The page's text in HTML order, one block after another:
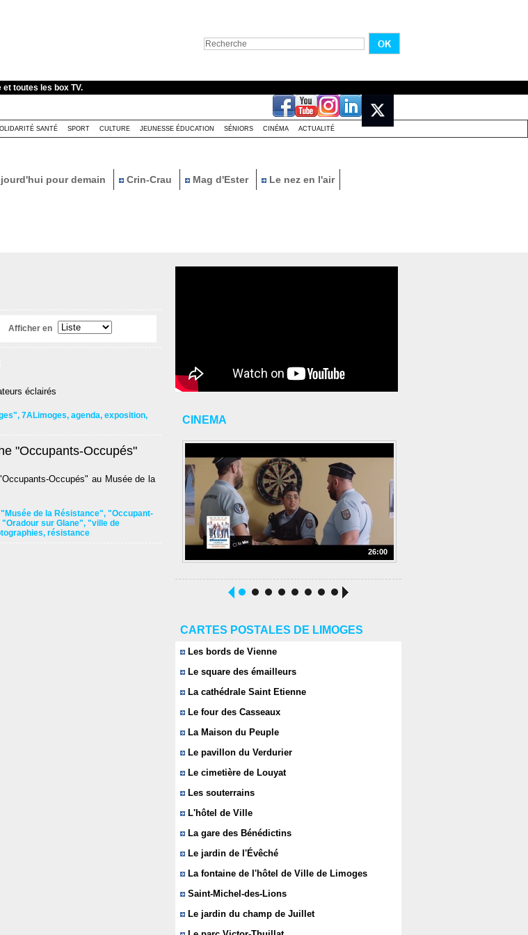
toutes les box TV.
SANTÉ SPORT CULTURE JEUNESSE ÉDUCATION SÉNIORS CINÉMA ACTUALITÉ
pour demain Crin-Crau Mag d'Ester Le nez en l'air
Afficher en
éclairés
, 7ALimoges, agenda, exposition,
"Occupants-Occupés"
Occupés" au Musée de la
"Musée de la Résistance", "Occupant-
"Oradour sur Glane", "ville de
, résistance
CINEMA
26:00
CARTES POSTALES DE LIMOGES
Les bords de Vienne
Le square des émailleurs
La cathédrale Saint Etienne
Le four des Casseaux
La Maison du Peuple
Le pavillon du Verdurier
Le cimetière de Louyat
Les souterrains
L'hôtel de Ville
La gare des Bénédictins
Le jardin de l'Évêché
La fontaine de l'hôtel de Ville de Limoges
Saint-Michel-des-Lions
Le jardin du champ de Juillet